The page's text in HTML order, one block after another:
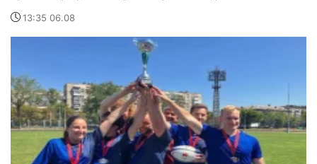
13:35 06.08